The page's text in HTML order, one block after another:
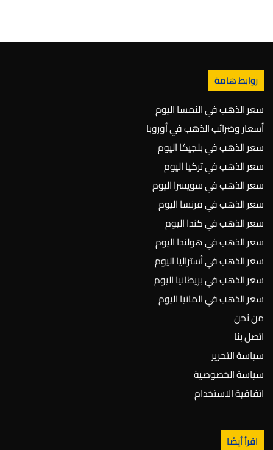
روابط هامة
سعر الذهب في النمسا اليوم
أسعار وضرائب الذهب في أوروبا
سعر الذهب في بلجيكا اليوم
سعر الذهب في تركيا اليوم
سعر الذهب في سويسرا اليوم
سعر الذهب في فرنسا اليوم
سعر الذهب في كندا اليوم
سعر الذهب في هولندا اليوم
سعر الذهب في أستراليا اليوم
سعر الذهب في بريطانيا اليوم
سعر الذهب في المانيا اليوم
من نحن
اتصل بنا
سياسة التحرير
سياسة الخصوصية
اتفاقية الاستخدام
اقرأ أيضًا